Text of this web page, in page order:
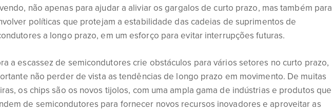
não apenas para ajudar a aliviar os gargalos de curto prazo, mas também para
políticas que protejam a estabilidade das cadeias de suprimentos de
a longo prazo, em um esforço para evitar interrupções futuras.
a escassez de semicondutores crie obstáculos para vários setores no curto prazo,
não perder de vista as tendências de longo prazo em movimento. De muitas
os chips são os novos tijolos, com uma ampla gama de indústrias e produtos que
de semicondutores para fornecer novos recursos inovadores e aproveitar as